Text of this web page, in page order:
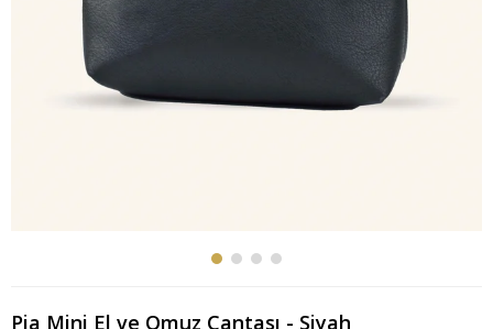
Pia Mini El ve Omuz Çantası - Siyah